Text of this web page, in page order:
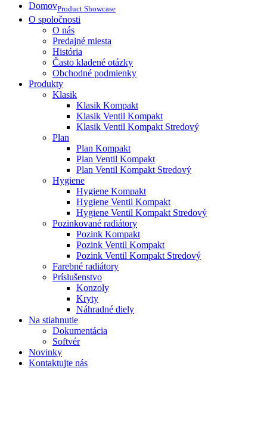
DomovProduct Showcase
O spoločnosti
O nás
Predajné miesta
História
Často kladené otázky
Obchodné podmienky
Produkty
Klasik
Klasik Kompakt
Klasik Ventil Kompakt
Klasik Ventil Kompakt Stredový
Plan
Plan Kompakt
Plan Ventil Kompakt
Plan Ventil Kompakt Stredový
Hygiene
Hygiene Kompakt
Hygiene Ventil Kompakt
Hygiene Ventil Kompakt Stredový
Pozinkované radiátory
Pozink Kompakt
Pozink Ventil Kompakt
Pozink Ventil Kompakt Stredový
Farebné radiátory
Príslušenstvo
Konzoly
Kryty
Náhradné diely
Na stiahnutie
Dokumentácia
Softvér
Novinky
Kontaktujte nás